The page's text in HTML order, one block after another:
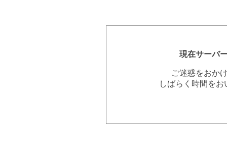
現在サーバ
ご迷惑をおか
しばらく時間を